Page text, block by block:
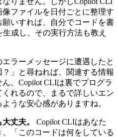
ファイルを日付ごとに整理す
いすれば、自分でコードを書
成し、その実行方法も教え
ラーメッセージに遭遇したと
」と尋ねれば、関連する情報
。Copilot CLIは裏でプログラ
れるので、まるで詳しいエン
うな安心感がありますね。
丈夫。
Copilot CLIはあなた
「このコードは何をしている